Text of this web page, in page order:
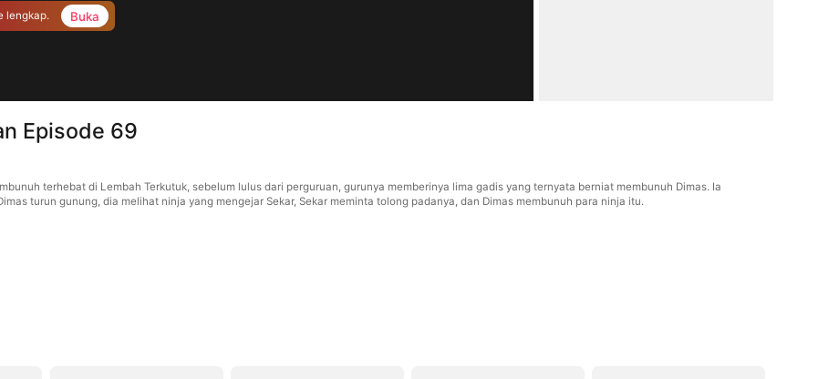
lengkap. Buka
Episode 69
terhebat di Lembah Terkutuk, sebelum lulus dari perguruan, gurunya memberinya lima gadis yang ternyata berniat membunuh Dimas. Ia
turun gunung, dia melihat ninja yang mengejar Sekar, Sekar meminta tolong padanya, dan Dimas membunuh para ninja itu.